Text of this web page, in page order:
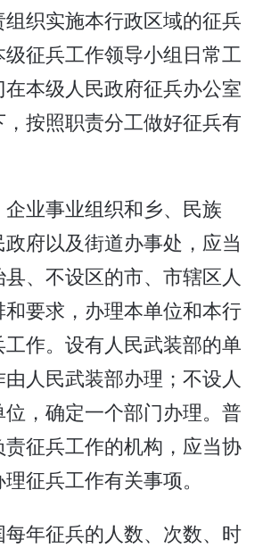
织实施本行政区域的征兵
征兵工作领导小组日常工
本级人民政府征兵办公室
按照职责分工做好征兵有
业事业组织和乡、民族
府以及街道办事处，应当
、不设区的市、市辖区人
要求，办理本单位和本行
作。设有人民武装部的单
人民武装部办理；不设人
，确定一个部门办理。普
征兵工作的机构，应当协
征兵工作有关事项。
年征兵的人数、次数、时